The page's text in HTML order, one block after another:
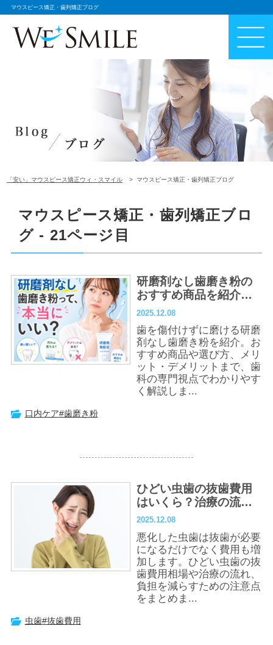
マウスピース矯正・歯列矯正ブログ
「安い」マウスピース矯正ウィ・スマイル マウスピース矯正・歯列矯正ブログ
マウスピース矯正・歯列矯正ブロ
グ - 21ページ目
研磨剤なし歯磨き粉の
おすすめ商品を紹介！
歯磨き粉を選ぶポイン
トも解説
2025.12.08
歯を傷付けずに磨ける研磨
剤なし歯磨き粉を紹介。お
すすめ商品や選び方、メリ
ット・デメリットまで、歯
科の専門視点でわかりやす
く解説しま...
口内ケア#歯磨き粉
ひどい虫歯の抜歯費用
はいくら？治療の流
れ・リスク・費用を抑
すく解説
2025.12.08
悪化した虫歯は抜歯が必要
になるだけでなく費用も増
加します。ひどい虫歯の抜
歯費用相場や治療の流れ、
負担を減らすための注意点
をまとめま...
虫歯#抜歯費用